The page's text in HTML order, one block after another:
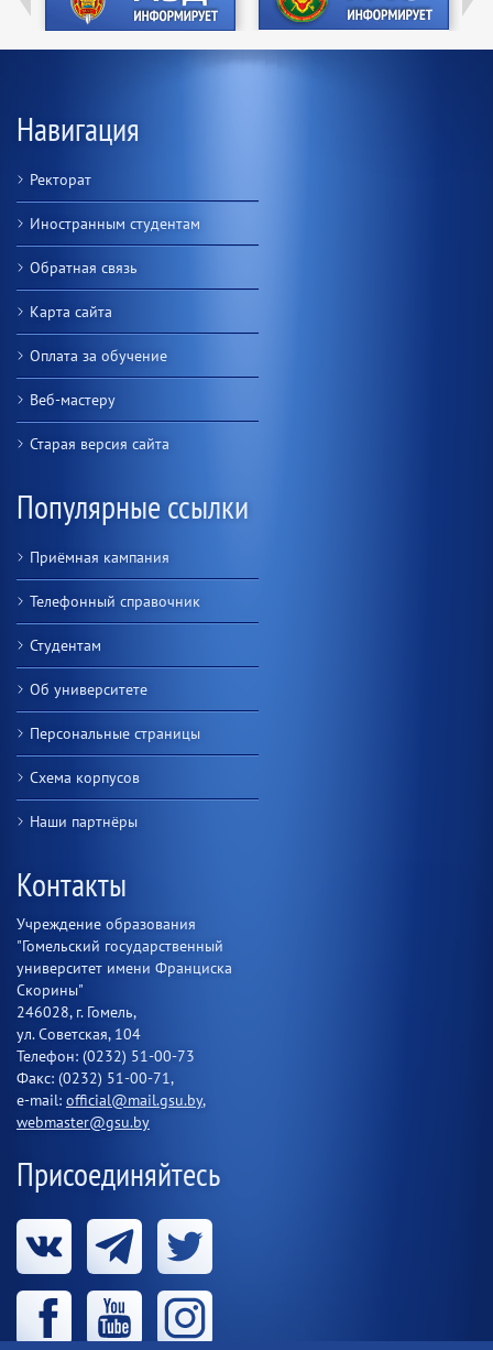
Навигация
Ректорат
Иностранным студентам
Обратная связь
Карта сайта
Оплата за обучение
Веб-мастеру
Старая версия сайта
Популярные ссылки
Приёмная кампания
Телефонный справочник
Студентам
Об университете
Персональные страницы
Схема корпусов
Наши партнёры
Контакты
Учреждение образования
"Гомельский государственный
университет имени Франциска
Скорины"
246028, г. Гомель,
ул. Советская, 104
Телефон: (0232) 51-00-73
Факс: (0232) 51-00-71,
e-mail: official@mail.gsu.by,
webmaster@gsu.by
Присоединяйтесь